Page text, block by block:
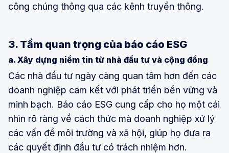
công chúng thông qua các kênh truyền thông.
3. Tầm quan trọng của báo cáo ESG
a. Xây dựng niềm tin từ nhà đầu tư và cộng đồng
Các nhà đầu tư ngày càng quan tâm hơn đến các
doanh nghiệp cam kết với phát triển bền vững và
minh bạch. Báo cáo ESG cung cấp cho họ một cái
nhìn rõ ràng về cách thức mà doanh nghiệp xử lý
các vấn đề môi trường và xã hội, giúp họ đưa ra
các quyết định đầu tư có trách nhiệm hơn.